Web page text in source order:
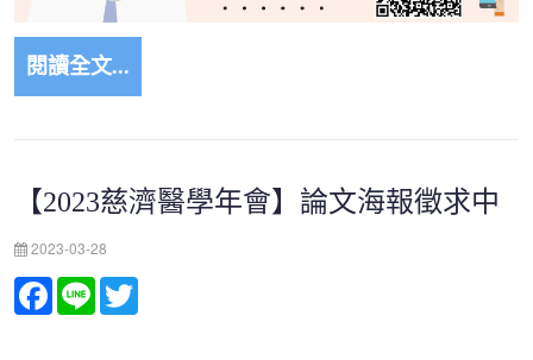
閱讀全文...
【2023慈濟醫學年會】論文海報徵求中
2023-03-28
Facebook
Line